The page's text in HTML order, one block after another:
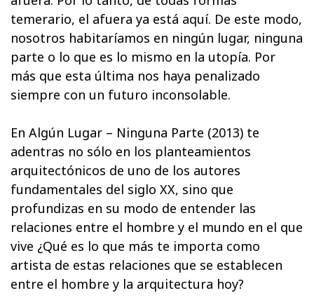
temerario, el afuera ya está aquí. De este modo,
nosotros habitaríamos en ningún lugar, ninguna
parte o lo que es lo mismo en la utopía. Por
más que esta última nos haya penalizado
siempre con un futuro inconsolable.
En Algún Lugar – Ninguna Parte (2013) te
adentras no sólo en los planteamientos
arquitectónicos de uno de los autores
fundamentales del siglo XX, sino que
profundizas en su modo de entender las
relaciones entre el hombre y el mundo en el que
vive ¿Qué es lo que más te importa como
artista de estas relaciones que se establecen
entre el hombre y la arquitectura hoy?